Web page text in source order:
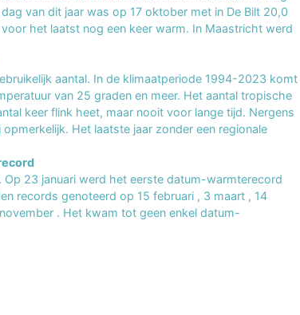
van dit jaar was op 17 oktober met in De Bilt 20,0
het laatst nog een keer warm. In Maastricht werd
aantal. In de klimaatperiode 1994-2023 komt
van 25 graden en meer. Het aantal tropische
keer flink heet, maar nooit voor lange tijd. Nergens
Het laatste jaar zonder een regionale
Op 23 januari werd het eerste datum-warmterecord
records genoteerd op 15 februari , 3 maart , 14
. Het kwam tot geen enkel datum-